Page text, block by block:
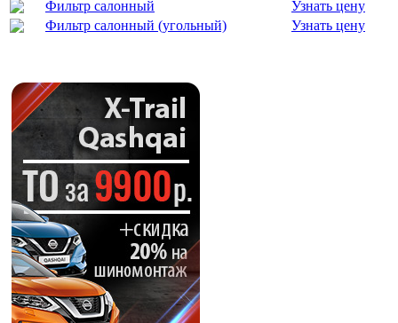
Фильтр салонный
Узнать цену
Фильтр салонный (угольный)
Узнать цену